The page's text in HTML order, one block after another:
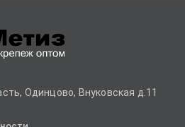
Одинцово, Внуковская д.11